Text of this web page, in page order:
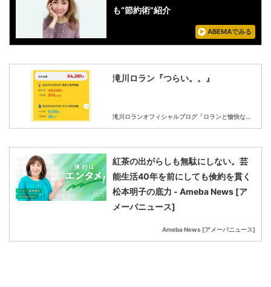
も“節約術”紹介
ABEMAでみる
滝川ロラン『つらい。。』
滝川ロランオフィシャルブログ「ロランと愉快な仲間たち」Powered by Ameba
紅茶の出がらしも無駄にしない。芸
能生活40年を前にしても倹約を貫く
松本明子の底力 - Ameba News [ア
メーバニュース]
Ameba News [アメーバニュース]